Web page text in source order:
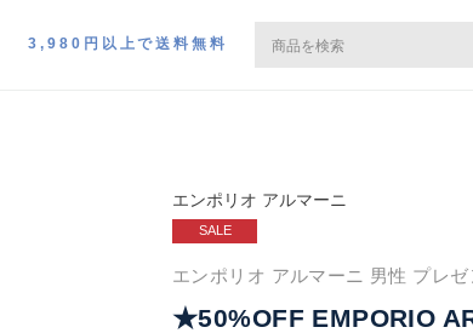
3,980円以上で送料無料
エンポリオ アルマーニ
SALE
エンポリオ アルマーニ 男性 プレ
★50%OFF EMPORIO